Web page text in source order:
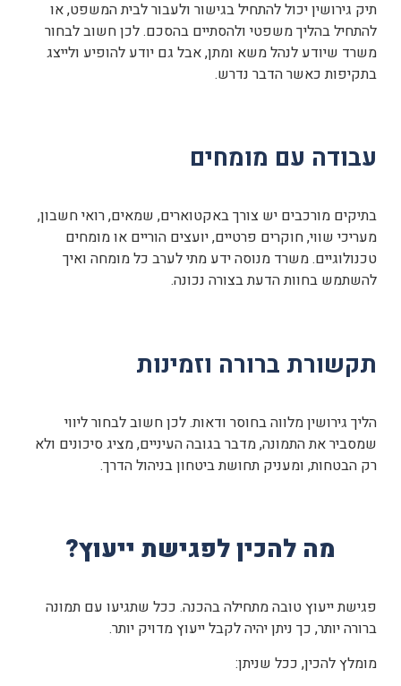
תיק גירושין יכול להתחיל בגישור ולעבור לבית המשפט, או
להתחיל בהליך משפטי ולהסתיים בהסכם. לכן חשוב לבחור
משרד שיודע לנהל משא ומתן, אבל גם יודע להופיע ולייצג
בתקיפות כאשר הדבר נדרש.
עבודה עם מומחים
בתיקים מורכבים יש צורך באקטוארים, שמאים, רואי חשבון,
מעריכי שווי, חוקרים פרטיים, יועצים הוריים או מומחים
טכנולוגיים. משרד מנוסה ידע מתי לערב כל מומחה ואיך
להשתמש בחוות הדעת בצורה נכונה.
תקשורת ברורה וזמינות
הליך גירושין מלווה בחוסר ודאות. לכן חשוב לבחור ליווי
שמסביר את התמונה, מדבר בגובה העיניים, מציג סיכונים ולא
רק הבטחות, ומעניק תחושת ביטחון בניהול הדרך.
מה להכין לפגישת ייעוץ?
פגישת ייעוץ טובה מתחילה בהכנה. ככל שתגיעו עם תמונה
ברורה יותר, כך ניתן יהיה לקבל ייעוץ מדויק יותר.
מומלץ להכין, ככל שניתן: